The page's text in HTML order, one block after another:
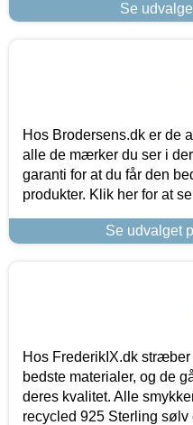
Se
Hos Brodersens.dk er de
alle de mærker du ser i
garanti for at du får den
produkter. Klik her for at
Se udvalget
Hos FrederikIX.dk
bedste materialer, og de
deres kvalitet. Alle
recycled 925 Sterling